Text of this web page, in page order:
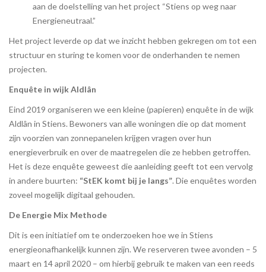
aan de doelstelling van het project “Stiens op weg naar
Energieneutraal.”
Het project leverde op dat we inzicht hebben gekregen om tot een
structuur en sturing te komen voor de onderhanden te nemen
projecten.
Enquête in wijk Aldlân
Eind 2019 organiseren we een kleine (papieren) enquête in de wijk
Aldlân in Stiens. Bewoners van alle woningen die op dat moment
zijn voorzien van zonnepanelen krijgen vragen over hun
energieverbruik en over de maatregelen die ze hebben getroffen.
Het is deze enquête geweest die aanleiding geeft tot een vervolg
in andere buurten: “StEK komt bij je langs”. Die enquêtes worden
zoveel mogelijk digitaal gehouden.
De Energie Mix Methode
Dit is een initiatief om te onderzoeken hoe we in Stiens
energieonafhankelijk kunnen zijn. We reserveren twee avonden – 5
maart en 14 april 2020 – om hierbij gebruik te maken van een reeds